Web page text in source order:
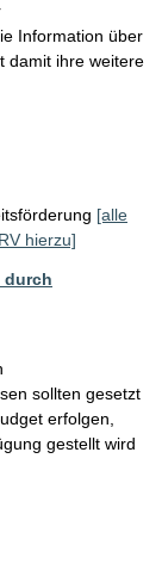
Information über
damit ihre weitere
[alle
hierzu]
durch
sollten gesetzt
erfolgen,
gestellt wird